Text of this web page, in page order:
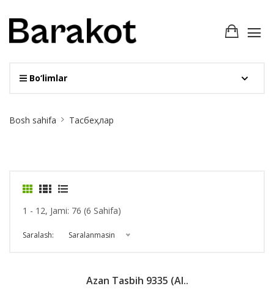
Bo‘limlar
Breadcrumb
Bosh sahifa Тасбеҳлар
1 - 12, Jami: 76 (6 Sahifa)
Saralash: Saralanmasin
Azan Tasbih 9335 (Al..